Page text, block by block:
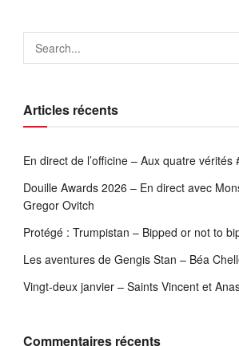
Articles récents
En direct de l’officine – Aux quatre vérités
Douille Awards 2026 – En direct avec
Gregor Ovitch
Protégé : Trumpistan – Bipped or not to
Les aventures de Gengis Stan – Béa
Vingt-deux janvier – Saints Vincent et
Commentaires récents